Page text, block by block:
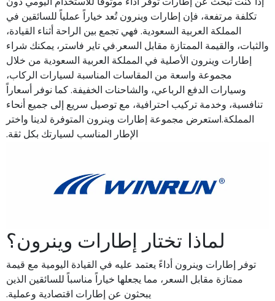
تكلفة مرتفعة، فإن إطارات وينرون تُعد خياراً عملياً للسائقين في
المملكة العربية السعودية. فهي تجمع بين الراحة أثناء القيادة،
والثبات، والقيمة الممتازة مقابل السعر.في تاير فاستر، يمكنك شراء
إطارات وينرون الأصلية في المملكة العربية السعودية من خلال
مجموعة واسعة من المقاسات المناسبة لسيارات الركاب،
وسيارات الدفع الرباعي، والشاحنات الخفيفة. كما نوفر أسعاراً
تنافسية، وخدمة تركيب احترافية، مع توصيل سريع إلى جميع أنحاء
المملكة.استعرض مجموعة إطارات وينرون المتوفرة لدينا واختر
الإطار المناسب لسيارتك بكل ثقة.
لماذا تختار إطارات وينرون؟
توفر إطارات وينرون أداءً يعتمد عليه في القيادة اليومية مع قيمة
ممتازة مقابل السعر، مما يجعلها خياراً مناسباً للسائقين الذين
يبحثون عن إطارات اقتصادية وعملية.